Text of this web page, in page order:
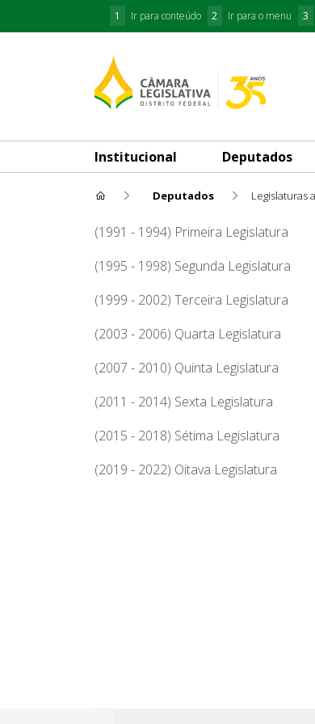
1 Ir para conteúdo 2 Ir para o menu 3
Institucional Deputados
Deputados Legislaturas
Julio Cesar(1991 - 1994) Primeira Legislatura
(1995 - 1998) Segunda Legislatura
(1999 - 2002) Terceira Legislatura
(2003 - 2006) Quarta Legislatura
(2007 - 2010) Quinta Legislatura
(2011 - 2014) Sexta Legislatura
(2015 - 2018) Sétima Legislatura
(2019 - 2022) Oitava Legislatura